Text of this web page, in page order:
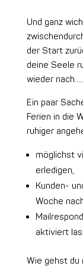
Und ganz
der Start
deine Seele
wieder
Ein paar
Ferien in die
ruhiger
möglichst
erledigen,
Kunden-
Woche
aktiviert
Wie gehst du